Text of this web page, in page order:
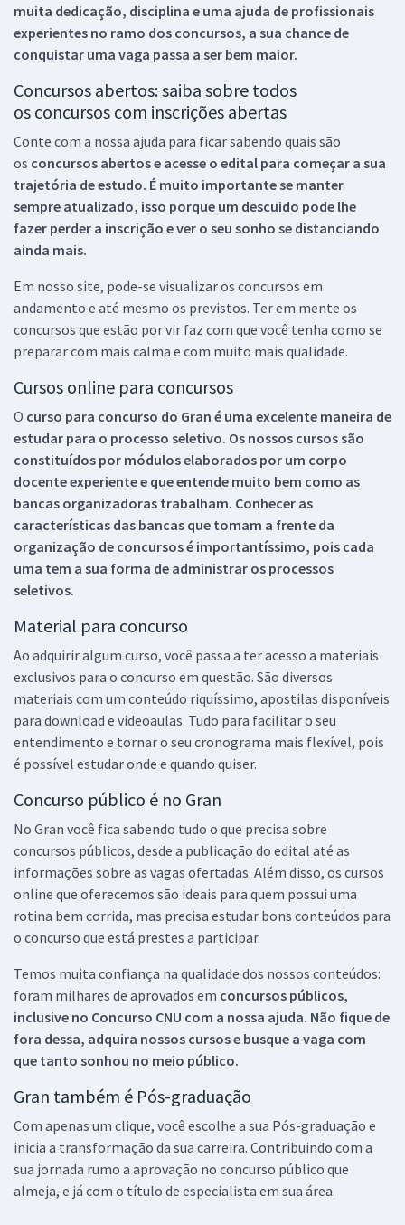
muita dedicação, disciplina e uma ajuda de profissionais
experientes no ramo dos concursos, a sua chance de
conquistar uma vaga passa a ser bem maior.
Concursos abertos: saiba sobre todos
os concursos com inscrições abertas
Conte com a nossa ajuda para ficar sabendo quais são
os concursos abertos e acesse o edital para começar a sua
trajetória de estudo. É muito importante se manter
sempre atualizado, isso porque um descuido pode lhe
fazer perder a inscrição e ver o seu sonho se distanciando
ainda mais.
Em nosso site, pode-se visualizar os concursos em
andamento e até mesmo os previstos. Ter em mente os
concursos que estão por vir faz com que você tenha como se
preparar com mais calma e com muito mais qualidade.
Cursos online para concursos
O curso para concurso do Gran é uma excelente maneira de
estudar para o processo seletivo. Os nossos cursos são
constituídos por módulos elaborados por um corpo
docente experiente e que entende muito bem como as
bancas organizadoras trabalham. Conhecer as
características das bancas que tomam a frente da
organização de concursos é importantíssimo, pois cada
uma tem a sua forma de administrar os processos
seletivos.
Material para concurso
Ao adquirir algum curso, você passa a ter acesso a materiais
exclusivos para o concurso em questão. São diversos
materiais com um conteúdo riquíssimo, apostilas disponíveis
para download e videoaulas. Tudo para facilitar o seu
entendimento e tornar o seu cronograma mais flexível, pois
é possível estudar onde e quando quiser.
Concurso público é no Gran
No Gran você fica sabendo tudo o que precisa sobre
concursos públicos, desde a publicação do edital até as
informações sobre as vagas ofertadas. Além disso, os cursos
online que oferecemos são ideais para quem possui uma
rotina bem corrida, mas precisa estudar bons conteúdos para
o concurso que está prestes a participar.
Temos muita confiança na qualidade dos nossos conteúdos:
foram milhares de aprovados em concursos públicos,
inclusive no Concurso CNU com a nossa ajuda. Não fique de
fora dessa, adquira nossos cursos e busque a vaga com
que tanto sonhou no meio público.
Gran também é Pós-graduação
Com apenas um clique, você escolhe a sua Pós-graduação e
inicia a transformação da sua carreira. Contribuindo com a
sua jornada rumo a aprovação no concurso público que
almeja, e já com o título de especialista em sua área.